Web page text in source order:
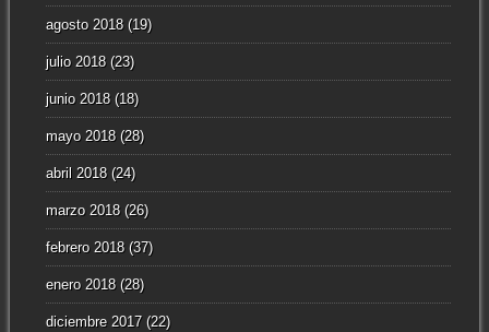
agosto 2018(19)
julio 2018(23)
junio 2018(18)
mayo 2018(28)
abril 2018(24)
marzo 2018(26)
febrero 2018(37)
enero 2018(28)
diciembre 2017(22)